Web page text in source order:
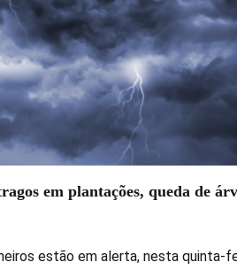
em plantações, queda de
estão em alerta, nesta quinta-